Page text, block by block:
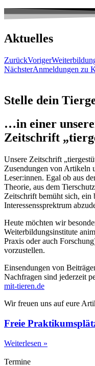
Aktuelles
ZurückVoriger
NächsterAnmeldungen zu
Stelle dein
…in einer
Zeitschrift
Unsere Zeitschrift
Zusendungen von Artikeln
Leser:innen. Egal ob aus
Theorie, aus dem
Zeitschrift bemüht sich, ein
Interessenssprektrum
Heute möchten wir
Weiterbildungsinstitute
Praxis oder auch
vorzustellen.
Einsendungen von
Nachfragen sind jederzeit
mit-tieren.de
Wir freuen uns auf eure
Freie
Weiterlesen »
Termine